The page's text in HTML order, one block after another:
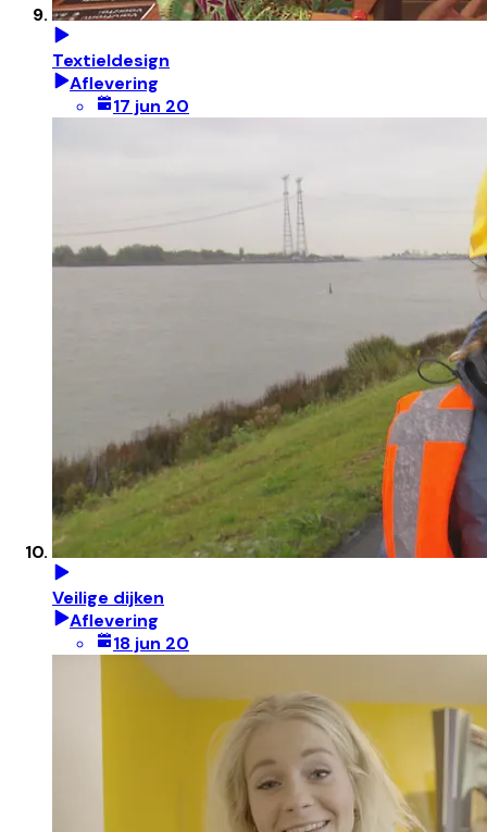
Textieldesign
Aflevering
17 jun 20
Veilige dijken
Aflevering
18 jun 20